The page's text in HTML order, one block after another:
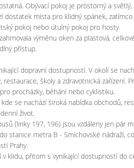
Obývací pokoj je prostorný a
dostatek místa pro klidný spánek,
pokoj nebo útulný pokoj pro hosty.
výměnu oken za plastová,
přístup.
dopravní dostupností. V okolí se
školy a zdravotnická zařízení.
procházky, běhání nebo cyklistiku.
se nachází široká nabídka obchodů,
život.
(linky 197, 196) jsou vzdáleny jen pár
stanice metra B - Smíchovské nádraží,
Prahy.
klidu, přitom s vynikající dostupností do